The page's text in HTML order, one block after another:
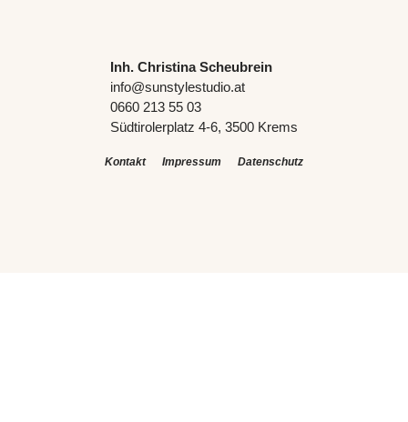
Inh. Christina Scheubrein
info@sunstylestudio.at
0660 213 55 03
Südtirolerplatz 4-6, 3500 Krems
Kontakt Impressum Datenschutz